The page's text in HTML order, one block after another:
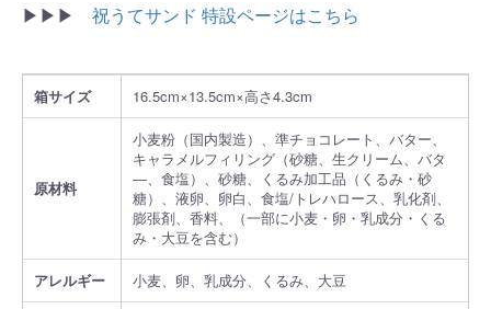
▶▶▶ 祝うてサンド 特設ページはこちら
箱サイズ 16.5cm×13.5cm×高さ4.3cm
原材料
小麦粉（国内製造）、準チョコレート、バター、
キャラメルフィリング（砂糖、生クリーム、バタ
―、食塩）、砂糖、くるみ加工品（くるみ・砂
糖）、液卵、卵白、食塩/トレハロース、乳化剤、
膨張剤、香料、（一部に小麦・卵・乳成分・くる
み・大豆を含む）
アレルギー 小麦、卵、乳成分、くるみ、大豆